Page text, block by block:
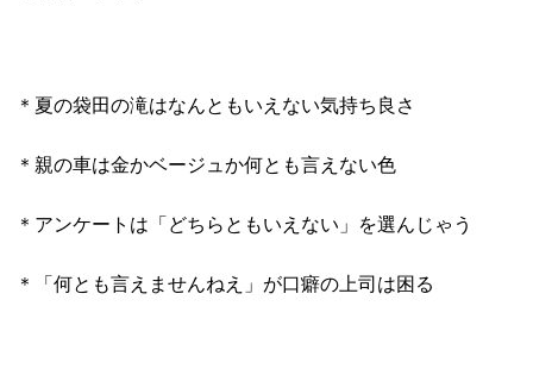
＊夏の袋田の滝はなんともいえない気持ち良さ
＊親の車は金かベージュか何とも言えない色
＊アンケートは「どちらともいえない」を選んじゃう
＊「何とも言えませんねえ」が口癖の上司は困る